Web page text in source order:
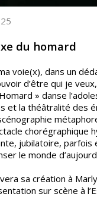
du homard
voie(x), dans un
d’être qui je
» danse
et la théâtralité des
chorégraphique
jubilatoire, parfois
le monde
sa création à
sur scène à